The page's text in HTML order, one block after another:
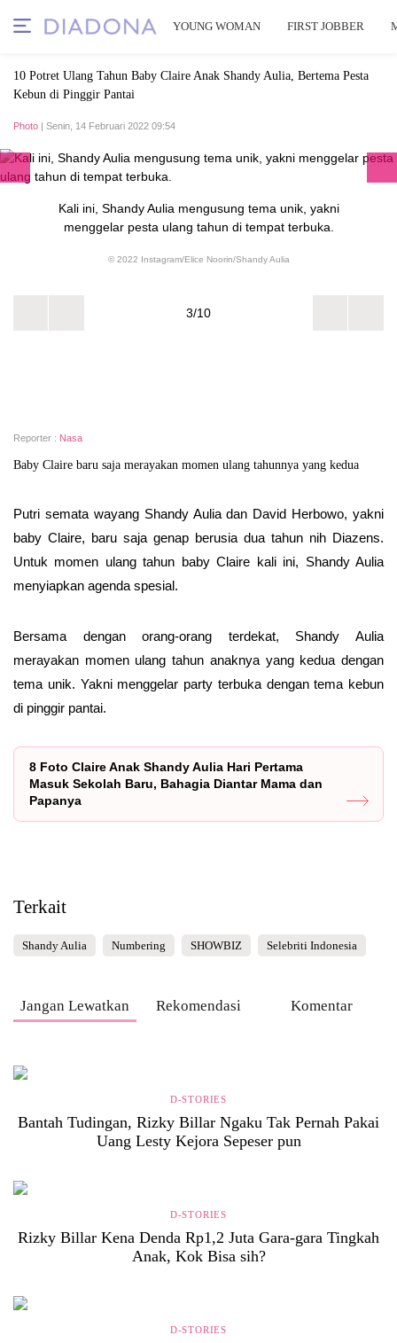
YOUNG WOMAN FIRST JOBBER
10 Potret Ulang Tahun Baby Claire Anak Shandy Aulia, Bertema Pesta
Kebun di Pinggir Pantai
Photo | Senin, 14 Februari 2022 09:54
Kali ini, Shandy Aulia mengusung tema unik, yakni
menggelar pesta ulang tahun di tempat terbuka.
© 2022 Instagram/Elice Noorin/Shandy Aulia
3/10
Reporter : Nasa
Baby Claire baru saja merayakan momen ulang tahunnya yang kedua
Putri semata wayang Shandy Aulia dan David Herbowo, yakni
baby Claire, baru saja genap berusia dua tahun nih Diazens.
Untuk momen ulang tahun baby Claire kali ini, Shandy Aulia
menyiapkan agenda spesial.
Bersama dengan orang-orang terdekat, Shandy Aulia
merayakan momen ulang tahun anaknya yang kedua dengan
tema unik. Yakni menggelar party terbuka dengan tema kebun
di pinggir pantai.
8 Foto Claire Anak Shandy Aulia Hari Pertama
Masuk Sekolah Baru, Bahagia Diantar Mama dan
Papanya
Terkait
Shandy Aulia Numbering SHOWBIZ Selebriti Indonesia
Jangan Lewatkan Rekomendasi Komentar
D-STORIES
Bantah Tudingan, Rizky Billar Ngaku Tak Pernah Pakai
Uang Lesty Kejora Sepeser pun
D-STORIES
Rizky Billar Kena Denda Rp1,2 Juta Gara-gara Tingkah
Anak, Kok Bisa sih?
D-STORIES